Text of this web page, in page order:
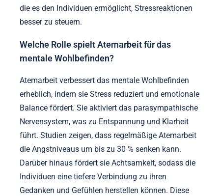
die es den Individuen ermöglicht, Stressreaktionen
besser zu steuern.
Welche Rolle spielt Atemarbeit für das
mentale Wohlbefinden?
Atemarbeit verbessert das mentale Wohlbefinden
erheblich, indem sie Stress reduziert und emotionale
Balance fördert. Sie aktiviert das parasympathische
Nervensystem, was zu Entspannung und Klarheit
führt. Studien zeigen, dass regelmäßige Atemarbeit
die Angstniveaus um bis zu 30 % senken kann.
Darüber hinaus fördert sie Achtsamkeit, sodass die
Individuen eine tiefere Verbindung zu ihren
Gedanken und Gefühlen herstellen können. Diese